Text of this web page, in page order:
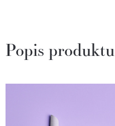
Popis produktu